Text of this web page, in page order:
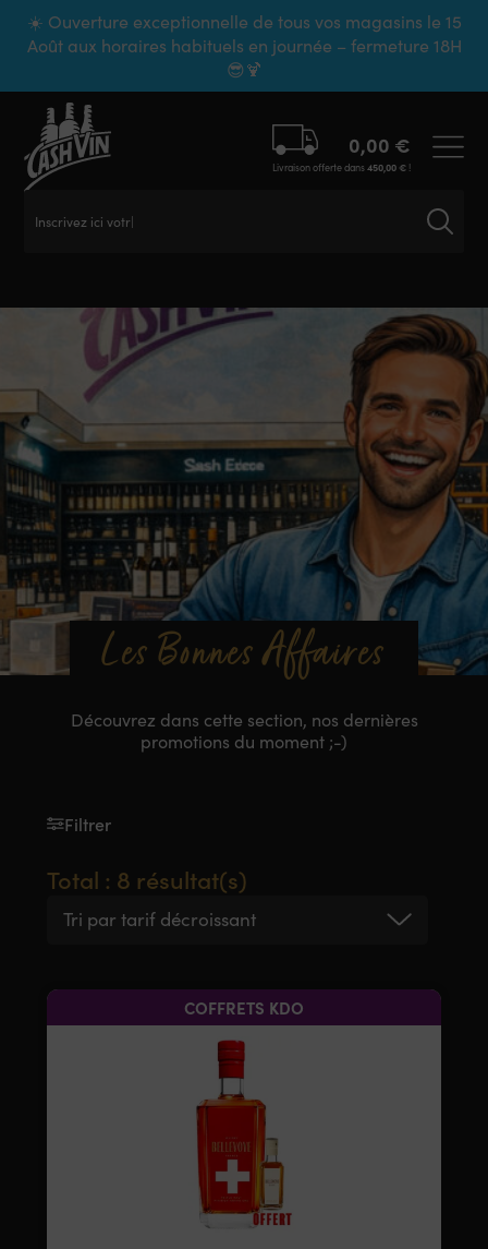
☀️ Ouverture exceptionnelle de tous vos magasins le 15
Août aux horaires habituels en journée – fermeture 18H
😎🍹
Inscrivez ici votre re
0,00 €
Livraison offerte dans450,00 €!
Les Bonnes Affaires
Découvrez dans cette section, nos dernières
promotions du moment ;-)
Filtrer
Total : 8 résultat(s)
Tri par tarif décroissant
COFFRETS KDO
Panneau de gestion des cookies